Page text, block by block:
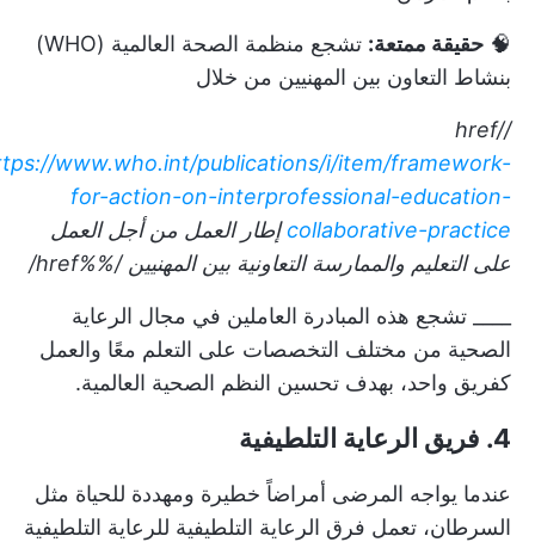
🧠 حقيقة ممتعة:
تشجع منظمة الصحة العالمية (WHO)
بنشاط التعاون بين المهنيين من خلال
/href/
www.who.int/publications/i/item/framework-
for-action-on-interprofessional-education-
collaborative-practice إطار العمل من أجل العمل
على التعليم والممارسة التعاونية بين المهنيين /%%href/
____ تشجع هذه المبادرة العاملين في مجال الرعاية
الصحية من مختلف التخصصات على التعلم معًا والعمل
كفريق واحد، بهدف تحسين النظم الصحية العالمية.
4. فريق الرعاية التلطيفية
عندما يواجه المرضى أمراضاً خطيرة ومهددة للحياة مثل
السرطان، تعمل فرق الرعاية التلطيفية للرعاية التلطيفية